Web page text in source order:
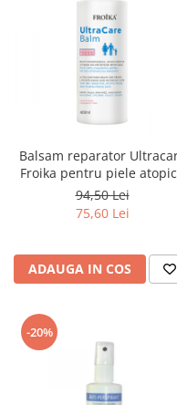
Balsam reparatοr
Froika pentru piele
94,50 Lei
75,60 Lei
ADAUGA IN COS
-20%